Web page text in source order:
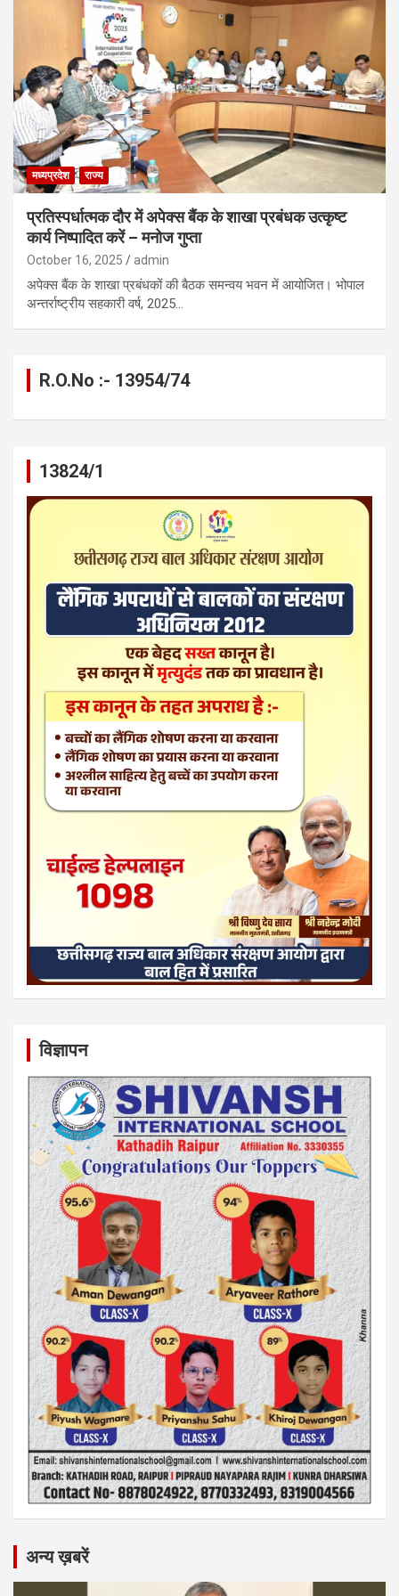
मध्यप्रदेश राज्य
प्रतिस्पर्धात्मक दौर में अपेक्स बैंक के शाखा प्रबंधक उत्कृष्ट
कार्य निष्पादित करें – मनोज गुप्ता
October 16, 2025 admin
अपेक्स बैंक के शाखा प्रबंधकों की बैठक समन्वय भवन में आयोजित। भोपाल
अन्तर्राष्ट्रीय सहकारी वर्ष, 2025…
R.O.No :- 13954/74
13824/1
विज्ञापन
अन्य ख़बरें